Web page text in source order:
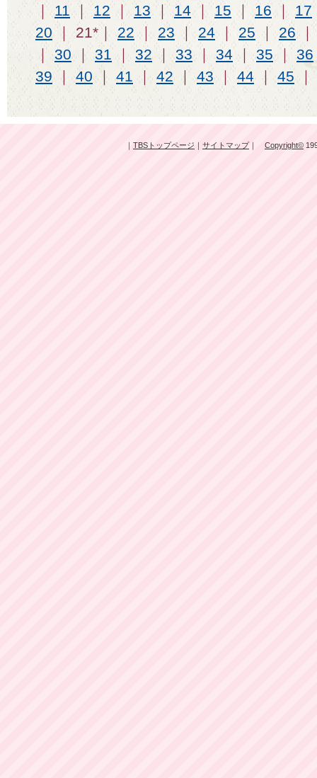
｜ 11 ｜ 12 ｜ 13 ｜ 14 ｜ 15 ｜ 16 ｜ 17
20 ｜ 21*｜ 22 ｜ 23 ｜ 24 ｜ 25 ｜ 26
｜ 30 ｜ 31 ｜ 32 ｜ 33 ｜ 34 ｜ 35 ｜ 36
39 ｜ 40 ｜ 41 ｜ 42 ｜ 43 ｜ 44 ｜ 45 ｜
｜ TBSトップページ ｜ サイトマップ｜ Copyright©